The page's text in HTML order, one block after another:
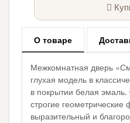
О товаре
Межкомнатная дверь
глухая модель в
в покрытии белая
строгие
выразительный и